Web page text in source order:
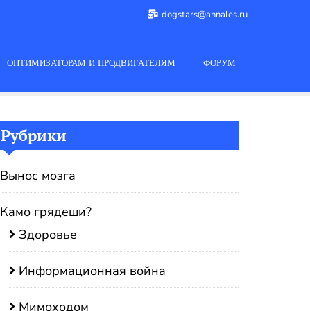
dogstars@annales.ru
ОПТИМИЗАТОРАМ И ПРОДВИГАТЕЛЯМ ФОРУМ
Рубрики
Вынос мозга
Камо грядеши?
Здоровье
Информационная война
Мимоходом